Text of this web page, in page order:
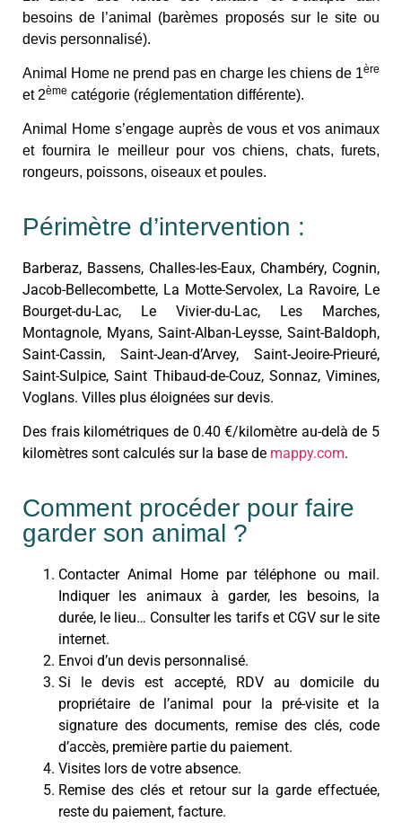
besoins de l’animal (barèmes proposés sur le site ou
devis personnalisé).
Animal Home ne prend pas en charge les chiens de 1ère
et 2ème catégorie (réglementation différente).
Animal Home s’engage auprès de vous et vos animaux
et fournira le meilleur pour vos chiens, chats, furets,
rongeurs, poissons, oiseaux et poules.
Périmètre d’intervention :
Barberaz, Bassens, Challes-les-Eaux, Chambéry, Cognin,
Jacob-Bellecombette, La Motte-Servolex, La Ravoire, Le
Bourget-du-Lac, Le Vivier-du-Lac, Les Marches,
Montagnole, Myans, Saint-Alban-Leysse, Saint-Baldoph,
Saint-Cassin, Saint-Jean-d’Arvey, Saint-Jeoire-Prieuré,
Saint-Sulpice, Saint Thibaud-de-Couz, Sonnaz, Vimines,
Voglans. Villes plus éloignées sur devis.
Des frais kilométriques de 0.40 €/kilomètre au-delà de 5
kilomètres sont calculés sur la base de mappy.com.
Comment procéder pour faire
garder son animal ?
Contacter Animal Home par téléphone ou mail.
Indiquer les animaux à garder, les besoins, la
durée, le lieu… Consulter les tarifs et CGV sur le site
internet.
Envoi d’un devis personnalisé.
Si le devis est accepté, RDV au domicile du
propriétaire de l’animal pour la pré-visite et la
signature des documents, remise des clés, code
d’accès, première partie du paiement.
Visites lors de votre absence.
Remise des clés et retour sur la garde effectuée,
reste du paiement, facture.